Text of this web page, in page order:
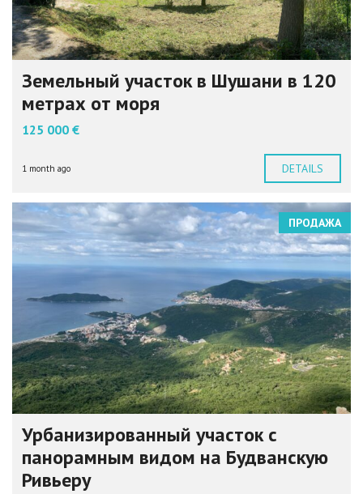
Земельный участок в Шушани в 120
метрах от моря
125 000 €
1 month ago DETAILS
ПРОДАЖА
Урбанизированный участок с
панорамным видом на Будванскую
Ривьеру